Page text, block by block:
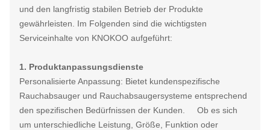
und den langfristig stabilen Betrieb der Produkte
gewährleisten. Im Folgenden sind die wichtigsten
Serviceinhalte von KNOKOO aufgeführt:
1. Produktanpassungsdienste
Personalisierte Anpassung: Bietet kundenspezifische
Rauchabsauger und Rauchabsaugersysteme entsprechend
den spezifischen Bedürfnissen der Kunden. Ob es sich
um unterschiedliche Leistung, Größe, Funktion oder